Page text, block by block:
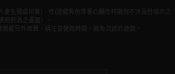
產生殘虐印象)、性(遊戲角色穿著凸顯性特徵但不涉及性暗示之
用菸酒之畫面）。
需要另外收費。請注意使用時間，避免沉迷於遊戲。